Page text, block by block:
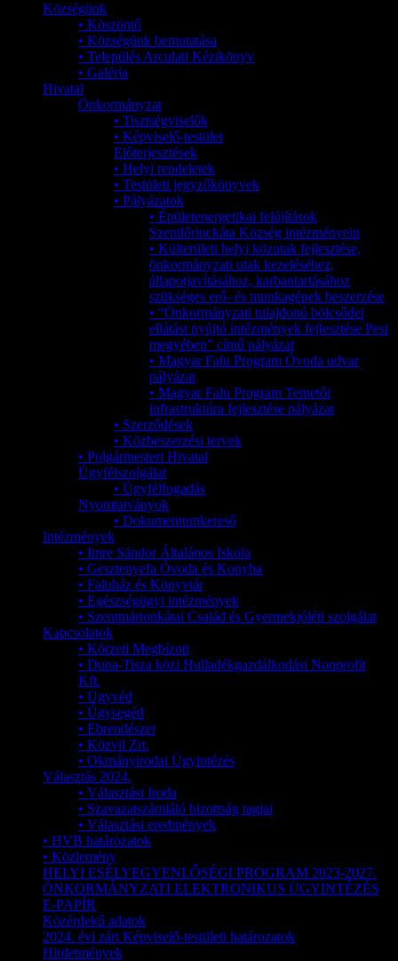
Községünk
• Köszöntő
• Községünk bemutatása
• Település Arculati Kézikönyv
• Galéria
Hivatal
Önkormányzat
• Tisztségviselők
• Képviselő-testület
Előterjesztések
• Helyi rendeletek
• Testületi jegyzőkönyvek
• Pályázatok
• Épületenergetikai felújítások
Szentlőrinckáta Község intézményein
• Külterületi helyi közutak fejlesztése,
önkormányzati utak kezeléséhez,
állapotjavításához, karbantartásához
szükséges erő- és munkagépek beszerzése
• “Önkormányzati tulajdonú bölcsődei
ellátást nyújtó intézmények fejlesztése Pest
megyében” című pályázat
• Magyar Falu Program Óvoda udvar
pályázat
• Magyar Falu Program Temetői
infrastruktúra fejlesztése pályázat
• Szerződések
• Közbeszerzési tervek
• Polgármesteri Hivatal
Ügyfélszolgálat
• Ügyfélfogadás
Nyomtatványok
• Dokumentumkereső
Intézmények
• Imre Sándor Általános Iskola
• Gesztenyefa Óvoda és Konyha
• Faluház és Könyvtár
• Egészségügyi intézmények
• Szentmártonkátai Család és Gyermekjóléti szolgálat
Kapcsolatok
• Körzeti Megbízott
• Duna-Tisza közi Hulladékgazdálkodási Nonprofit
Kft.
• Ügyvéd
• Ügysegéd
• Ebrendészet
• Közvil Zrt.
• Okmányirodai Ügyintézés
Választás 2024.
• Választási Iroda
• Szavazatszámláló bizottság tagjai
• Választási eredmények
• HVB határozatok
• Közlemény
HELYI ESÉLYEGYENLŐSÉGI PROGRAM 2023-2027.
ÖNKORMÁNYZATI ELEKTRONIKUS ÜGYINTÉZÉS
E-PAPÍR
Közérdekű adatok
2024. évi zárt Képviselő-testületi határozatok
Hirdetmények